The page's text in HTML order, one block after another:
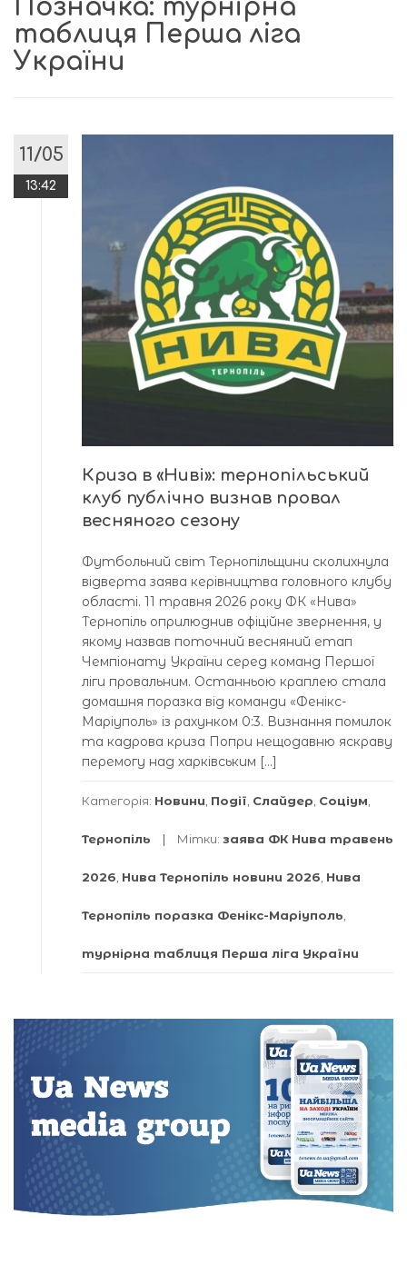
Позначка: турнірна
таблиця Перша ліга
України
11/05
13:42
Криза в «Ниві»: тернопільський
клуб публічно визнав провал
весняного сезону
Футбольний світ Тернопільщини сколихнула
відверта заява керівництва головного клубу
області. 11 травня 2026 року ФК «Нива»
Тернопіль оприлюднив офіційне звернення, у
якому назвав поточний весняний етап
Чемпіонату України серед команд Першої
ліги провальним. Останньою краплею стала
домашня поразка від команди «Фенікс-
Маріуполь» із рахунком 0:3. Визнання помилок
та кадрова криза Попри нещодавню яскраву
перемогу над харківським […]
Категорія: Новини Події Слайдер Соціум
Тернопіль Мітки: заява ФК Нива травень
2026 Нива Тернопіль новини 2026 Нива
Тернопіль поразка Фенікс-Маріуполь
турнірна таблиця Перша ліга України